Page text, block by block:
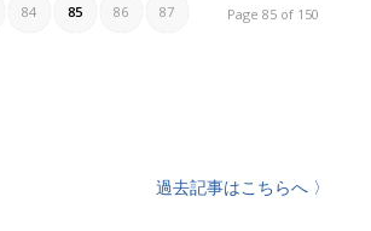
Page 85 of 150
84 85 86 87
過去記事はこちらへ 〉